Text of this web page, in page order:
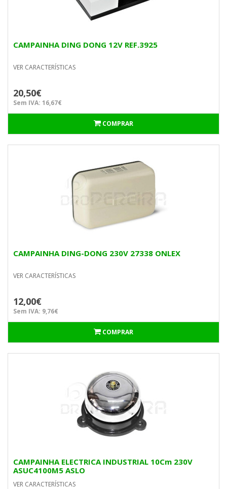
CAMPAINHA DING DONG 12V REF.3925
VER CARACTERÍSTICAS
20,50€
Sem IVA: 16,67€
COMPRAR
CAMPAINHA DING-DONG 230V 27338 ONLEX
VER CARACTERÍSTICAS
12,00€
Sem IVA: 9,76€
COMPRAR
CAMPAINHA ELECTRICA INDUSTRIAL 10Cm 230V
ASUC4100M5 ASLO
VER CARACTERÍSTICAS